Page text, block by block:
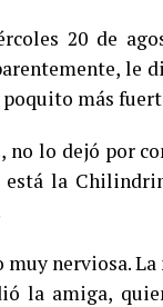
20 de
le
más
lo dejó por
la
nerviosa. La
la amiga,